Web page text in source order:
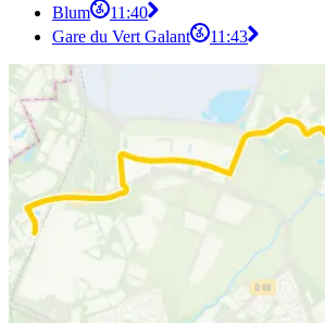
Blum
11:40
Gare du Vert Galant
11:43